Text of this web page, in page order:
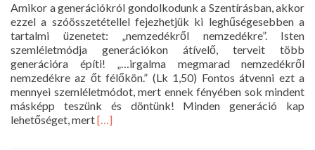
Amikor a generációkról gondolkodunk a Szentírásban, akkor
ezzel a szóösszetétellel fejezhetjük ki leghűségesebben a
tartalmi üzenetet: „nemzedékről nemzedékre”. Isten
szemléletmódja generációkon átívelő, terveit több
generációra építi! „…irgalma megmarad nemzedékről
nemzedékre az őt félőkön.” (Lk 1,50) Fontos átvenni ezt a
mennyei szemléletmódot, mert ennek fényében sok mindent
másképp teszünk és döntünk! Minden generáció kap
lehetőséget, mertRead
[…]